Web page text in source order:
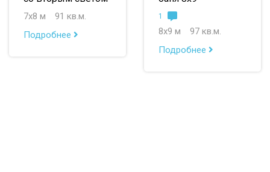
7х8 м
91 кв.м.
Подробнее
1
8х9 м
97 кв.м.
Подробнее